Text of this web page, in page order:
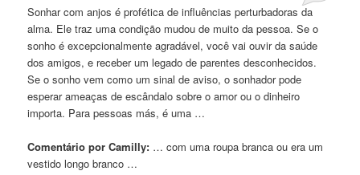
Sonhar com anjos é profética de influências perturbadoras da
alma. Ele traz uma condição mudou de muito da pessoa. Se o
sonho é excepcionalmente agradável, você vai ouvir da saúde
dos amigos, e receber um legado de parentes desconhecidos.
Se o sonho vem como um sinal de aviso, o sonhador pode
esperar ameaças de escândalo sobre o amor ou o dinheiro
importa. Para pessoas más, é uma …
Comentário por Camilly: … com uma roupabranca ou era um
vestido longo branco …